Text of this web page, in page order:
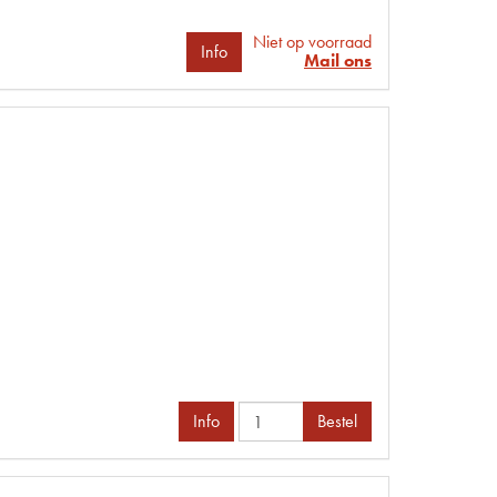
Info
Niet op voorraad
Mail ons
Info
Bestel